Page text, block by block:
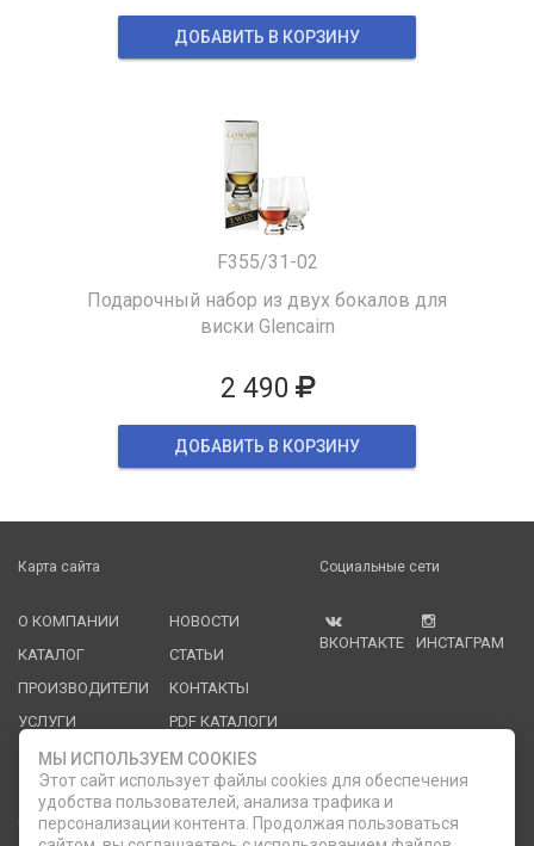
ДОБАВИТЬ В КОРЗИНУ
F355/31-02
Подарочный набор из двух бокалов для
виски Glencairn
2 490
ДОБАВИТЬ В КОРЗИНУ
Карта сайта
О КОМПАНИИ
КАТАЛОГ
ПРОИЗВОДИТЕЛИ
УСЛУГИ
НОВОСТИ
СТАТЬИ
КОНТАКТЫ
PDF КАТАЛОГИ
ОПЛАТА И
ДОСТАВКА
Социальные сети
ВКОНТАКТЕ ИНСТАГРАМ
Служба клиентской поддержки
МЫ ИСПОЛЬЗУЕМ COOKIES
Этот сайт использует файлы cookies для обеспечения
удобства пользователей, анализа трафика и
персонализации контента. Продолжая пользоваться